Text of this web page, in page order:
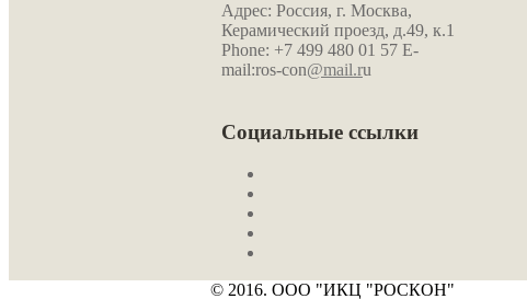
Адрес: Россия, г. Москва,
Керамический проезд, д.49, к.1
Phone: +7 499 480 01 57 E-
mail:ros-con@mail.ru
Социальные ссылки
© 2016. ООО "ИКЦ "РОСКОН"